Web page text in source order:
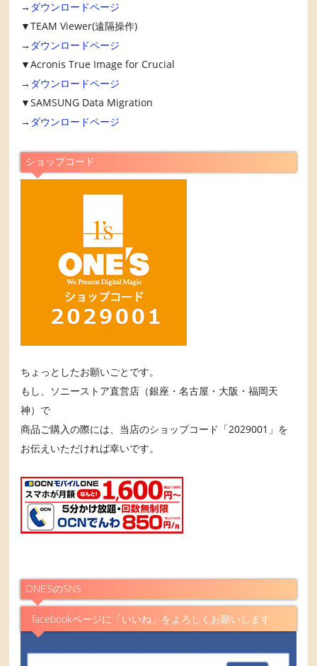
→ ダウンロードページ
▼TEAM Viewer(遠隔操作)
→ ダウンロードページ
▼Acronis True Image for Crucial
→ ダウンロードページ
▼SAMSUNG Data Migration
→ ダウンロードページ
ショップコード
ちょっとしたお願いごとです。
もし、ソニーストア直営店（銀座・名古屋・大阪・福岡天
神）で
商品ご購入の際には、当店のショップコード「2029001」を
お伝えいただければ幸いです。
ONE’SのSNS
facebookページに「いいね」をよろしくお願いします